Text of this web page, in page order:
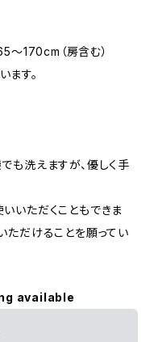
170cm（房含む）
す。
も洗えますが、優しく手
いただくこともできま
ただけることを願ってい
available